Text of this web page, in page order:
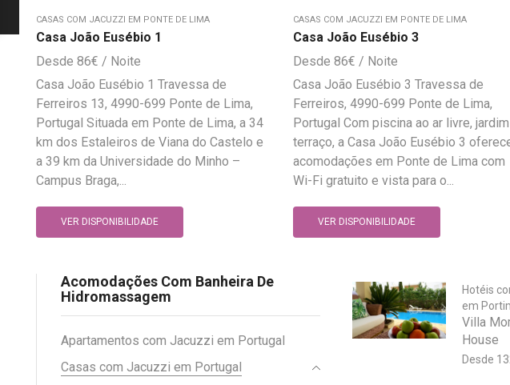
CASAS COM JACUZZI EM PONTE DE LIMA
Casa João Eusébio 1
86€
Casa João Eusébio 1 Travessa de
Ferreiros 13, 4990-699 Ponte de Lima,
Portugal Situada em Ponte de Lima, a 34
km dos Estaleiros de Viana do Castelo e
a 39 km da Universidade do Minho –
Campus Braga,...
VER DISPONIBILIDADE
CASAS COM JACUZZI EM PONTE DE LIMA
Casa João Eusébio 3
86€
Casa João Eusébio 3 Travessa de
Ferreiros, 4990-699 Ponte de Lima,
Portugal Com piscina ao ar livre,
terraço, a Casa João Eusébio 3
acomodações em Ponte de Lima com
Wi-Fi gratuito e vista para o...
VER DISPONIBILIDADE
Acomodações Com Banheira De
Hidromassagem
Apartamentos com Jacuzzi em Portugal
Casas com Jacuzzi em Portugal
Hotéis
em
Villa
House